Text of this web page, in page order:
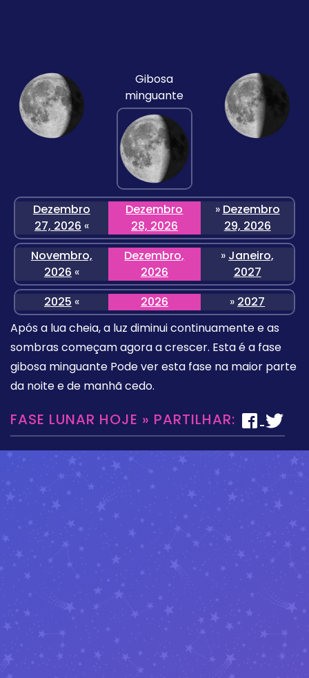
Gibosa
minguante
Dezembro
27, 2026 «
Dezembro
28, 2026
» Dezembro
29, 2026
Novembro,
2026 «
Dezembro,
2026
» Janeiro,
2027
2025 « 2026 » 2027
Após a lua cheia, a luz diminui continuamente e as
sombras começam agora a crescer. Esta é a fase
gibosa minguante Pode ver esta fase na maior parte
da noite e de manhã cedo.
FASE LUNAR HOJE » PARTILHAR: